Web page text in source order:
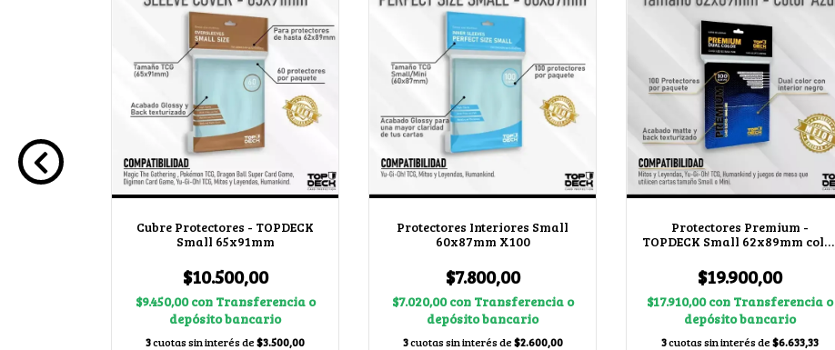
Cubre Protectores - TOPDECK
Small 65x91mm
$10.500,00
$9.450,00con Transferencia o
depósito bancario
3cuotas sin interés de$3.500,00
Protectores Interiores Small
60x87mm X100
$7.800,00
$7.020,00con Transferencia o
depósito bancario
3cuotas sin interés de$2.600,00
Protectores Premium -
TOPDECK Small 62x89mm color
$19.900,00
$17.910,00con Transferencia o
depósito bancario
3cuotas sin interés de$6.633,33